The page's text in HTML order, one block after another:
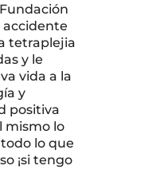
accidente
tetraplejia
y le
vida a la
y
positiva
mismo lo
lo que
¡si tengo